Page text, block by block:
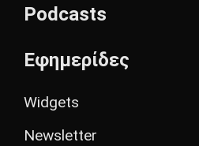
Podcasts
Εφημερίδες
Widgets
Newsletter